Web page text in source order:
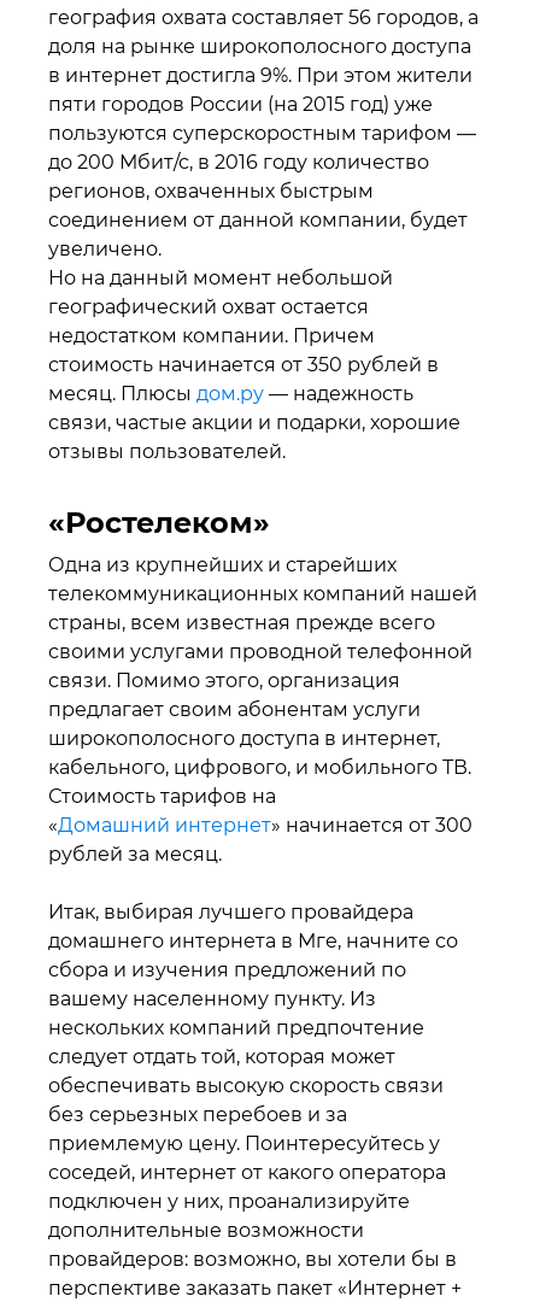
география охвата составляет 56 городов, а
доля на рынке широкополосного доступа
в интернет достигла 9%. При этом жители
пяти городов России (на 2015 год) уже
пользуются суперскоростным тарифом —
до 200 Мбит/с, в 2016 году количество
регионов, охваченных быстрым
соединением от данной компании, будет
увеличено.
Но на данный момент небольшой
географический охват остается
недостатком компании. Причем
стоимость начинается от 350 рублей в
месяц. Плюсы дом.ру — надежность
связи, частые акции и подарки, хорошие
отзывы пользователей.
«Ростелеком»
Одна из крупнейших и старейших
телекоммуникационных компаний нашей
страны, всем известная прежде всего
своими услугами проводной телефонной
связи. Помимо этого, организация
предлагает своим абонентам услуги
широкополосного доступа в интернет,
кабельного, цифрового, и мобильного ТВ.
Стоимость тарифов на
«Домашний интернет» начинается от 300
рублей за месяц.
Итак, выбирая лучшего провайдера
домашнего интернета в Мге, начните со
сбора и изучения предложений по
вашему населенному пункту. Из
нескольких компаний предпочтение
следует отдать той, которая может
обеспечивать высокую скорость связи
без серьезных перебоев и за
приемлемую цену. Поинтересуйтесь у
соседей, интернет от какого оператора
подключен у них, проанализируйте
дополнительные возможности
провайдеров: возможно, вы хотели бы в
перспективе заказать пакет «Интернет +